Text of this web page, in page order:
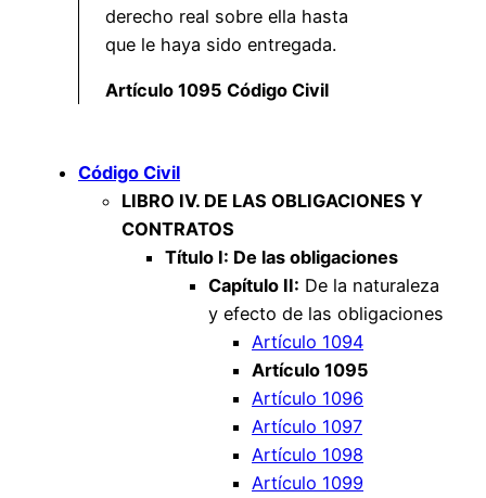
derecho real sobre ella hasta
que le haya sido entregada.
Artículo 1095 Código Civil
Código Civil
LIBRO IV. DE LAS OBLIGACIONES Y
CONTRATOS
Título I: De las obligaciones
Capítulo II: De la naturaleza
y efecto de las obligaciones
Artículo 1094
Artículo 1095
Artículo 1096
Artículo 1097
Artículo 1098
Artículo 1099